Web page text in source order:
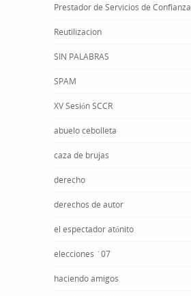
Prestador de Servicios de Confianza
Reutilizacion
SIN PALABRAS
SPAM
XV Sesión SCCR
abuelo cebolleta
caza de brujas
derecho
derechos de autor
el espectador atónito
elecciones ´07
haciendo amigos